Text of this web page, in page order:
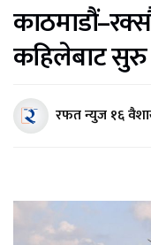
कहिलेबाट सुरु
रफत न्युज१६